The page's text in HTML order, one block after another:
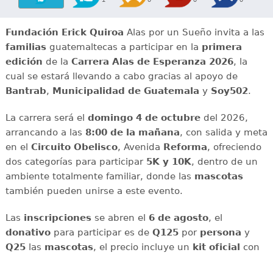
Fundación Erick Quiroa Alas por un Sueño invita a las
familiasguatemaltecas a participar en la primera
edición de la Carrera Alas de Esperanza 2026, la
cual se estará llevando a cabo gracias al apoyo de
Bantrab, Municipalidad de Guatemala y Soy502.
La carrera será el domingo 4 de octubredel 2026,
arrancando a las 8:00 de la mañana, con salida y meta
en el Circuito Obelisco, Avenida Reforma, ofreciendo
dos categorías para participar 5K y 10K, dentro de un
ambiente totalmente familiar, donde las mascotas
también pueden unirse a este evento.
Las inscripcionesse abren el 6 de agosto, el
donativopara participar es de Q125porpersona y
Q25las mascotas, el precio incluye un kit oficial con